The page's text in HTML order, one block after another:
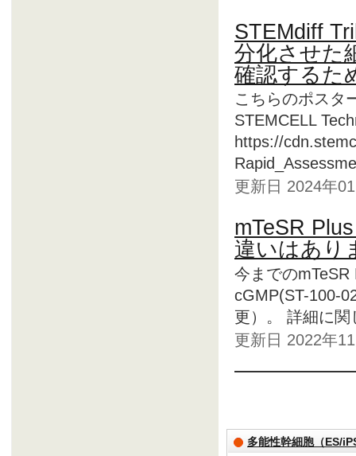
STEMdiff
分化させた
確認するた
こちらのポスタ
STEMCELL
https://
更新日 2024年
mTeSR
違いはあり
今までの
cGMP(ST-100-
更）。 詳細に
更新日 2022年
多能性幹細胞（ES/